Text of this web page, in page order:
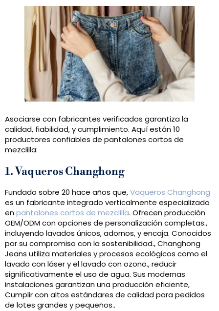
Asociarse con fabricantes verificados garantiza la
calidad, fiabilidad, y cumplimiento. Aquí están 10
productores confiables de pantalones cortos de
mezclilla:
1. Vaqueros Changhong
Fundado sobre 20 hace años que,Vaqueros Changhong
es un fabricante integrado verticalmente especializado
en pantalones cortos de mezclilla. Ofrecen producción
OEM/ODM con opciones de personalización completas.,
incluyendo lavados únicos, adornos, y encaja. Conocidos
por su compromiso con la sostenibilidad., Changhong
Jeans utiliza materiales y procesos ecológicos como el
lavado con láser y el lavado con ozono., reducir
significativamente el uso de agua. Sus modernas
instalaciones garantizan una producción eficiente,
Cumplir con altos estándares de calidad para pedidos
de lotes grandes y pequeños..